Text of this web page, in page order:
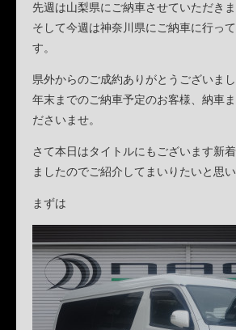
先週は山梨県にご納車させていただきま
そして今週は神奈川県にご納車に行っ
す。
県外からのご成約ありがとうございまし
年末までのご納車予定のお客様、納車
ださいませ。
さて本日はタイトルにもございます新
ましたのでご紹介してまいりたいと思い
まずは